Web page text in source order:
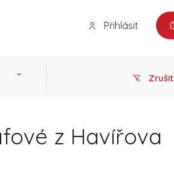
Přihlásit
Zrušit
z Havířova